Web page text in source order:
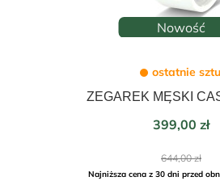
Nowość
ostatnie
Cena
399,00 zł
Cena
644,00 zł
Najniższa cena z 30 dni przed